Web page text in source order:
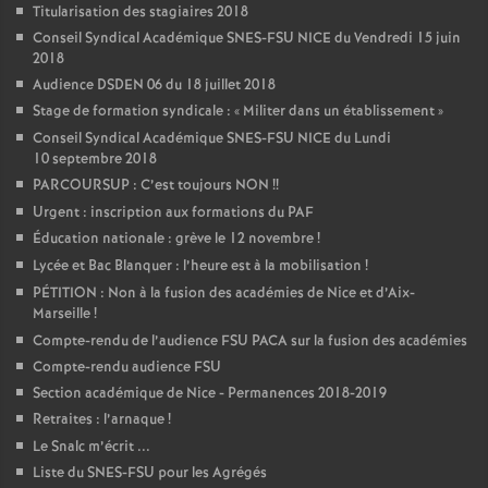
Titularisation des stagiaires 2018
Conseil Syndical Académique SNES-FSU NICE du Vendredi 15 juin
2018
Audience DSDEN 06 du 18 juillet 2018
Stage de formation syndicale : « Militer dans un établissement»
Conseil Syndical Académique SNES-FSU NICE du Lundi
10 septembre 2018
PARCOURSUP : C’est toujours NON !!
Urgent : inscription aux formations du PAF
Éducation nationale : grève le 12 novembre!
Lycée et Bac Blanquer : l’heure est à la mobilisation !
PÉTITION : Non à la fusion des académies de Nice et d’Aix-
Marseille!
Compte-rendu de l’audience FSU PACA sur la fusion des académies
Compte-rendu audience FSU
Section académique de Nice - Permanences 2018-2019
Retraites : l’arnaque!
Le Snalc m’écrit ...
Liste du SNES-FSU pour les Agrégés